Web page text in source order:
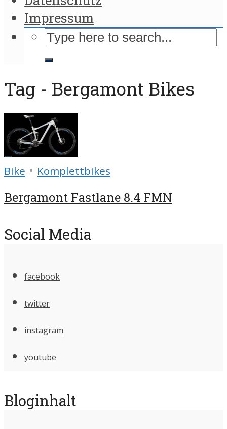
Impressum
Tag - Bergamont Bikes
Bike • Komplettbikes
Bergamont Fastlane 8.4 FMN
Social Media
facebook
twitter
instagram
youtube
Bloginhalt